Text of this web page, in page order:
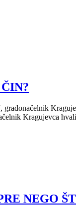
Kragujevca
NEGO